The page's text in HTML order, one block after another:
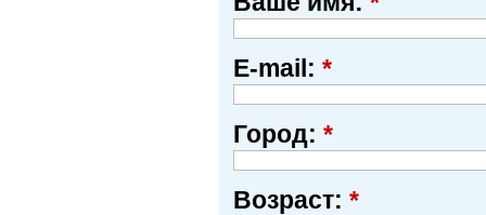
E-mail: *
Город: *
Возраст: *